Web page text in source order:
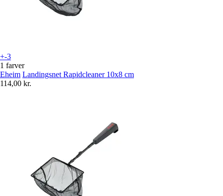
+-3
1 farver
Eheim Landingsnet Rapidcleaner 10x8 cm
114,00 kr.